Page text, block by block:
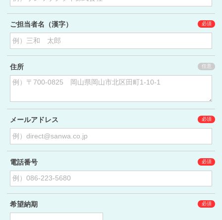
ご担当者名（漢字）
住所
メールアドレス
電話番号
希望納期